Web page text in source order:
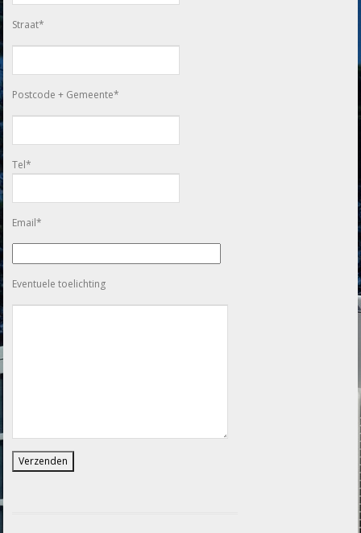
Straat*
Postcode + Gemeente*
Tel*
Email*
Eventuele toelichting